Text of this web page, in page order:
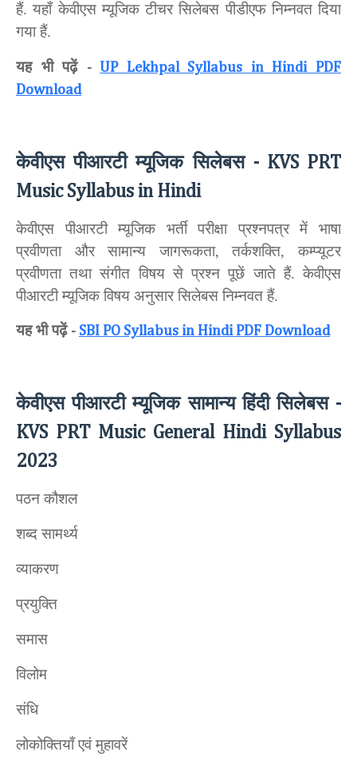
हैं. यहाँ केवीएस म्यूजिक टीचर सिलेबस पीडीएफ निम्नवत दिया
गया हैं.
यह भी पढ़ें - UP Lekhpal Syllabus in Hindi PDF
Download
केवीएस पीआरटी म्यूजिक सिलेबस - KVS PRT
Music Syllabus in Hindi
केवीएस पीआरटी म्यूजिक भर्ती परीक्षा प्रश्नपत्र में भाषा
प्रवीणता और सामान्य जागरूकता, तर्कशक्ति, कम्प्यूटर
प्रवीणता तथा संगीत विषय से प्रश्न पूछें जाते हैं. केवीएस
पीआरटी म्यूजिक विषय अनुसार सिलेबस निम्नवत हैं.
यह भी पढ़ें - SBI PO Syllabus in Hindi PDF Download
केवीएस पीआरटी म्यूजिक सामान्य हिंदी सिलेबस -
KVS PRT Music General Hindi Syllabus
2023
पठन कौशल
शब्द सामर्थ्य
व्याकरण
प्रयुक्ति
समास
विलोम
संधि
लोकोक्तियाँ एवं मुहावरें